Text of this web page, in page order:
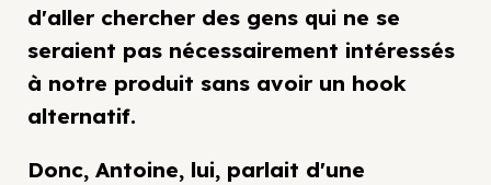
d'aller chercher des gens qui ne se
seraient pas nécessairement intéressés
à notre produit sans avoir un hook
alternatif.
Donc, Antoine, lui, parlait d'une